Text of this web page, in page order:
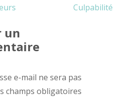
Culpabilité
un
e-mail ne sera pas
champs obligatoires